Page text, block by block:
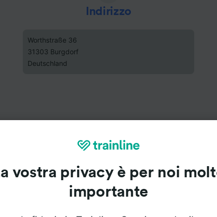
Indirizzo
Worthstraße 36
31303 Burgdorf
Deutschland
vostra privacy è per noi
importante